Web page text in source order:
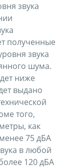
звука
полученные
звука
шума.
ниже
выдано
того,
как
75 дБА
в любой
120 дБА